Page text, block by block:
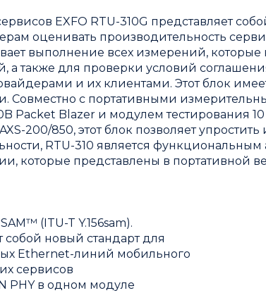
EXFO RTU-310G представляет
оценивать производительность
выполнение всех измерений,
а также для проверки условий
и их клиентами. Этот блок
Совместно с портативными
Packet Blazer и модулем тестирования
200/850, этот блок позволяет
RTU-310 является
которые представлены в портативной
(ITU-T Y.156sam).
собой новый стандарт для
Ethernet-линий мобильного
сервисов
PHY в одном модуле